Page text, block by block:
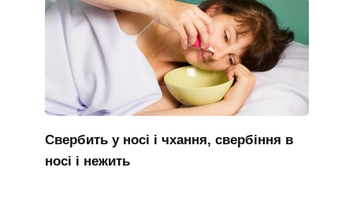
Свербить у носі і чхання, свербіння в
носі і нежить